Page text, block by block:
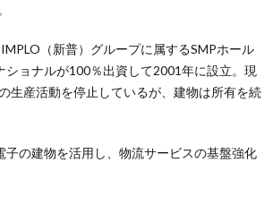
（新普）グループに属するSMPホール
ショナルが100％出資して2001年に設立。現
生産活動を停止しているが、建物は所有を続
子の建物を活用し、物流サービスの基盤強化